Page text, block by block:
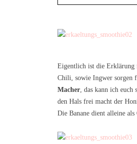
Eigentlich ist die Erklärung
Chili, sowie Ingwer sorgen
Macher , das kann ich
den Hals frei macht der
Die Banane dient alleine